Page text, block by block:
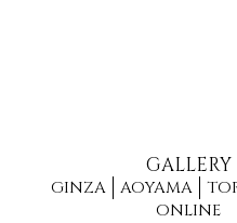
GALLERY
GINZA AOYAMA
ONLINE